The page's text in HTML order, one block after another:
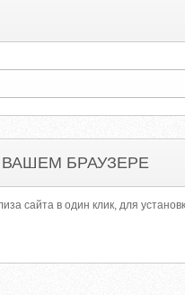
БРАУЗЕРЕ
сайта в один клик, для